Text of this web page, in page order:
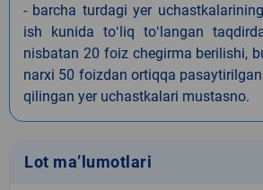
- barcha turdagi yer
ish kunida toʻliq toʻlangan
nisbatan 20 foiz chegirma berilishi,
narxi 50 foizdan ortiqqa
qilingan yer uchastkalari mustasno.
Lot ma’lumotlari